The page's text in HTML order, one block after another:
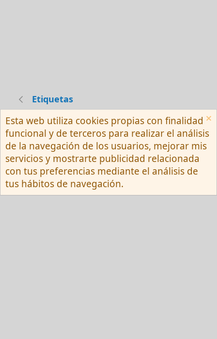
Etiquetas
Español (Neutro) Tu
Contactarnos
Términos y reglas
Privacy policy
Ayuda
R
S
S
Community platform by XenForo ® © 2010-
2026 XenForo Ltd.
Esta web utiliza cookies propias con finalidad
funcional y de terceros para realizar el análisis
de la navegación de los usuarios, mejorar mis
servicios y mostrarte publicidad relacionada
con tus preferencias mediante el análisis de
tus hábitos de navegación.